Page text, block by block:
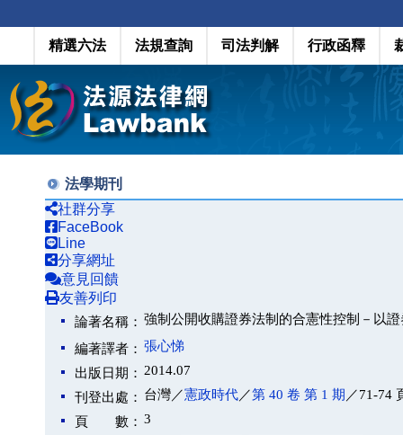
精選六法 法規查詢 司法判解 行政函釋
法學期刊
社群分享
FaceBook
Line
分享網址
意見回饋
友善列印
論著名稱： 強制公開收購證券法制的合憲性控制－以
編著譯者： 張心悌
出版日期： 2014.07
刊登出處： 台灣／憲政時代／第 40 卷 第 1 期 ／71-74
頁 數： 3